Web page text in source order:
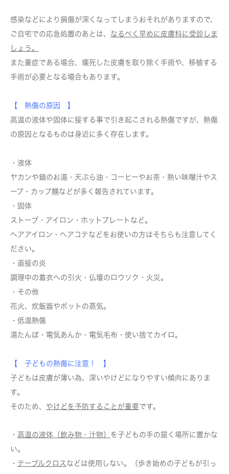
感染などにより損傷が深くなってしまうおそれがありますので、
ご自宅での応急処置のあとは、 なるべく早めに皮膚科に受診しま
しょう。
また重症である場合、壊死した皮膚を取り除く手術や、移植する
手術が必要となる場合もあります。
【 熱傷の原因 】
高温の液体や固体に接する事で引き起こされる熱傷ですが、熱傷
の原因となるものは身近に多く存在します。
・液体
ヤカンや鍋のお湯・天ぷら油・コーヒーやお茶・熱い味噌汁やス
ープ・カップ麺などが多く報告されています。
・固体
ストーブ・アイロン・ホットプレートなど。
ヘアアイロン・ヘアコテなどをお使いの方はそちらも注意してく
ださい。
・直接の炎
調理中の着衣への引火・仏壇のロウソク・火災。
・その他
花火、炊飯器やポットの蒸気。
・低温熱傷
湯たんぽ・電気あんか・電気毛布・使い捨てカイロ。
【 子どもの熱傷に注意！ 】
子どもは皮膚が薄い為、深いやけどになりやすい傾向にありま
す。
そのため、 やけどを予防することが重要です。
・ 高温の液体（飲み物・汁物） を子どもの手の届く場所に置かな
い。
・ テーブルクロス などは使用しない。（歩き始めの子どもが引っ